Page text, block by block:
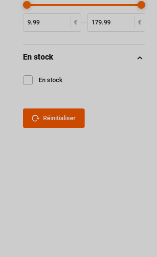
€ €
En stock
En stock
Réinitialiser